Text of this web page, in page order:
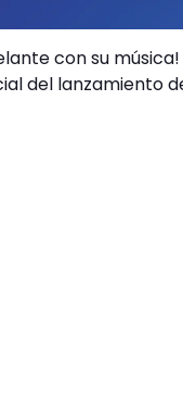
con su
del lanzamiento